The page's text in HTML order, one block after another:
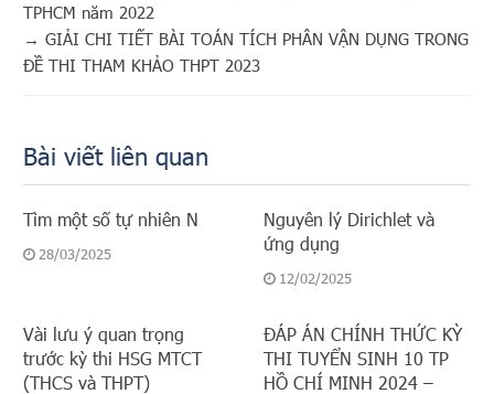
TPHCM năm 2022
→ GIẢI CHI TIẾT BÀI TOÁN TÍCH PHÂN VẬN DỤNG TRONG
ĐỀ THI THAM KHẢO THPT 2023
Bài viết liên quan
Tìm một số tự nhiên N
28/03/2025
Nguyên lý Dirichlet và
ứng dụng
12/02/2025
Vài lưu ý quan trọng
trước kỳ thi HSG MTCT
(THCS và THPT)
ĐÁP ÁN CHÍNH THỨC KỲ
THI TUYỂN SINH 10 TP
HỒ CHÍ MINH 2024 –